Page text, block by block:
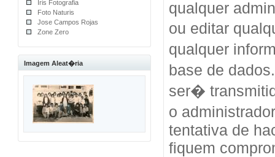
Iris Fotografia
Foto Naturis
Jose Campos Rojas
Zone Zero
Imagem Aleat�ria
qualquer
ou editar
qualquer
base de
ser�
o
tentativa de
fiquem